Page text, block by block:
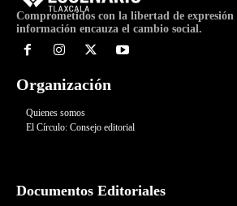
Comprometidos con la libertad de expresión
información encauza el cambio social.
Organización
Quienes somos
El Círculo: Consejo editorial
Documentos Editoriales